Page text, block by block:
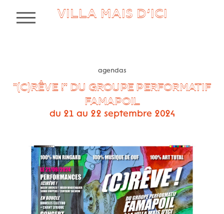
VILLA MAIS D’ICI
MENU
agendas
"(C)RÊVE !" DU GROUPE PERFORMATIF
FAMAPOIL
du 21 au 22 septembre 2024